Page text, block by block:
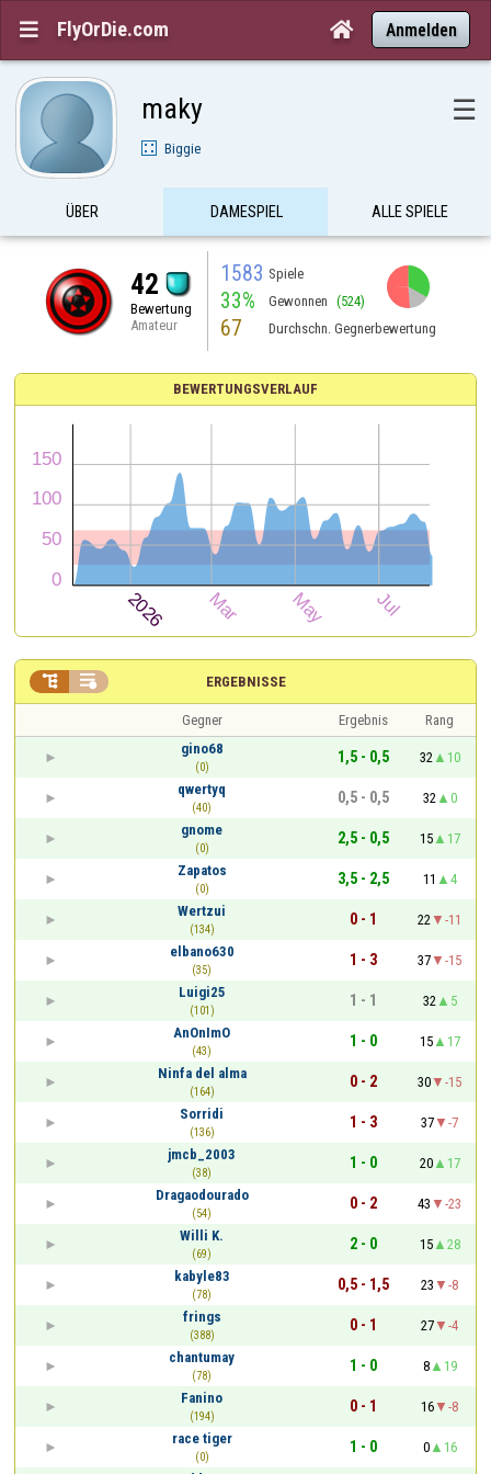
 FlyOrDie.com  Anmelden
maky ☰
Biggie
ÜBER DAMESPIEL ALLE SPIELE
42
Bewertung
Amateur
1583 Spiele
33% Gewonnen (524)
67 Durchschn. Gegnerbewertung
BEWERTUNGSVERLAUF
ERGEBNISSE
 
Gegner Ergebnis
Rang
gino68
(0)
1,5 - 0,5 32
10
qwertyq
(40)
0,5 - 0,5 32
0
gnome
(0)
2,5 - 0,5 15
17
Zapatos
(0)
3,5 - 2,5 11
4
Wertzui
(134)
0 - 1 22
-11
elbano630
(35)
1 - 3 37
-15
Luigi25
(101)
1 - 1 32
5
AnOnImO
(43)
1 - 0 15
17
Ninfa del alma
(164)
0 - 2 30
-15
Sorridi
(136)
1 - 3 37
-7
jmcb_2003
(38)
1 - 0 20
17
Dragaodourado
(54)
0 - 2 43
-23
Willi K.
(69)
2 - 0 15
28
kabyle83
(78)
0,5 - 1,5 23
-8
frings
(388)
0 - 1 27
-4
chantumay
(78)
1 - 0 8
19
Fanino
(194)
0 - 1 16
-8
race tiger
(0)
1 - 0 0
16